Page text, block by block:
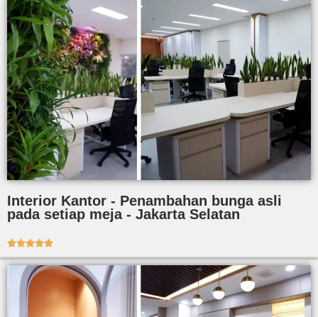
Interior Kantor - Penambahan bunga asli
pada setiap meja - Jakarta Selatan
